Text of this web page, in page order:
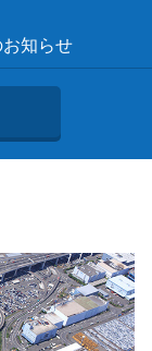
知らせ